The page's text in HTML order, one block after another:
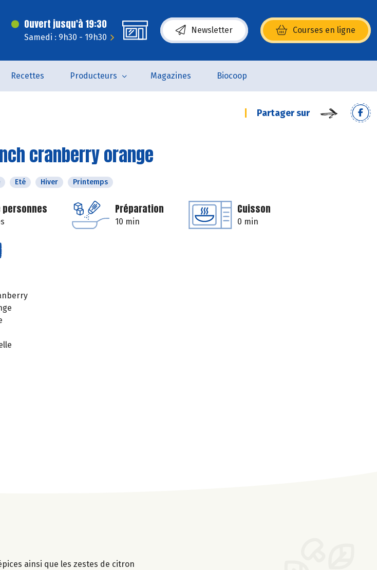
Ouvert jusqu'à 19:30
Samedi : 9h30 - 19h30
Newsletter Courses en ligne
(s’ouvre dans une nouvelle fenêtre)
Recettes Producteurs Magazines Biocoop
Partager sur
cranberry orange
Eté Hiver Printemps
personnes Préparation
10 min
Cuisson
0 min
ainsi que les zestes de citron